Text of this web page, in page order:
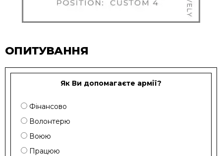
ОПИТУВАННЯ
Як Ви допомагаєте армії?
Фінансово
Волонтерю
Воюю
Працюю